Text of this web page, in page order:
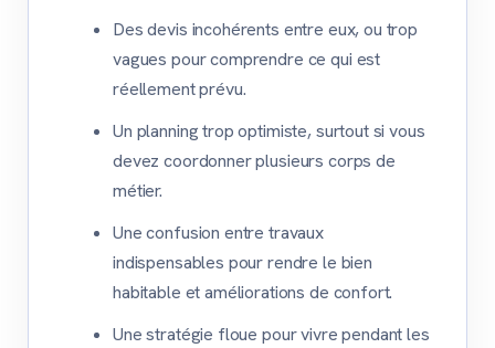
Des devis incohérents entre eux, ou trop
vagues pour comprendre ce qui est
réellement prévu.
Un planning trop optimiste, surtout si vous
devez coordonner plusieurs corps de
métier.
Une confusion entre travaux
indispensables pour rendre le bien
habitable et améliorations de confort.
Une stratégie floue pour vivre pendant les